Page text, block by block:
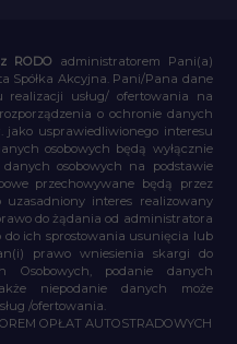
RODO administratorem Pani(a)
Spółka Akcyjna. Pani/Pana dane
realizacji usług/ ofertowania na
o ochronie danych
jako usprawiedliwionego interesu
osobowych będą wyłącznie
osobowych na podstawie
przechowywane będą przez
interes realizowany
do żądania od administratora
do ich sprostowania usunięcia lub
prawo wniesienia skargi do
Osobowych, podanie danych
niepodanie danych może
/ofertowania.
OPŁAT AUTOSTRADOWYCH